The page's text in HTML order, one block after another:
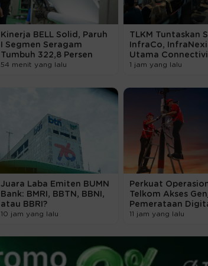
Kinerja BELL Solid, Paruh
I Segmen Seragam
Tumbuh 322,8 Persen
54 menit yang lalu
TLKM Tuntaskan
InfraCo,
Utama
1 jam yang lalu
Juara Laba Emiten BUMN
Bank: BMRI, BBTN, BBNI,
atau BBRI?
10 jam yang lalu
Perkuat
Telkom Akses
Pemerataan
11 jam yang lalu